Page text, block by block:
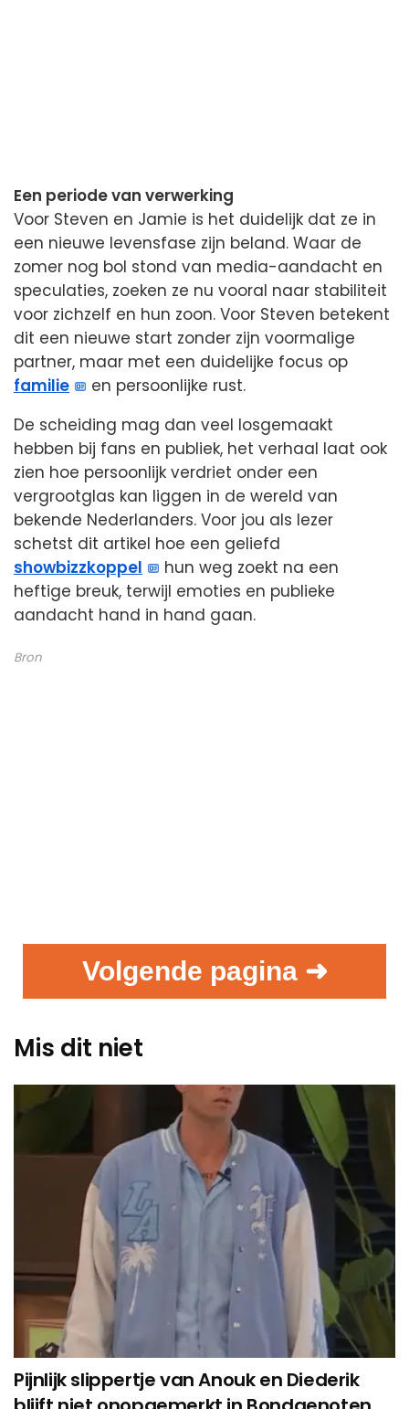
Een periode van verwerking
Voor Steven en Jamie is het duidelijk dat ze in
een nieuwe levensfase zijn beland. Waar de
zomer nog bol stond van media-aandacht en
speculaties, zoeken ze nu vooral naar stabiliteit
voor zichzelf en hun zoon. Voor Steven betekent
dit een nieuwe start zonder zijn voormalige
partner, maar met een duidelijke focus op
familie
en persoonlijke rust.
De scheiding mag dan veel losgemaakt
hebben bij fans en publiek, het verhaal laat ook
zien hoe persoonlijk verdriet onder een
vergrootglas kan liggen in de wereld van
bekende Nederlanders. Voor jou als lezer
schetst dit artikel hoe een geliefd
showbizzkoppel
hun weg zoekt na een
heftige breuk, terwijl emoties en publieke
aandacht hand in hand gaan.
Bron
Volgende pagina ➜
Mis dit niet
Pijnlijk slippertje van Anouk en Diederik